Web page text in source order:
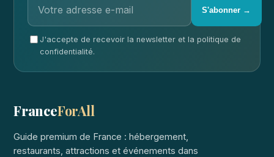
S'abonner →
J'accepte de recevoir la newsletter et la politique de
confidentialité.
FranceForAll
Guide premium de France : hébergement,
restaurants, attractions et événements dans